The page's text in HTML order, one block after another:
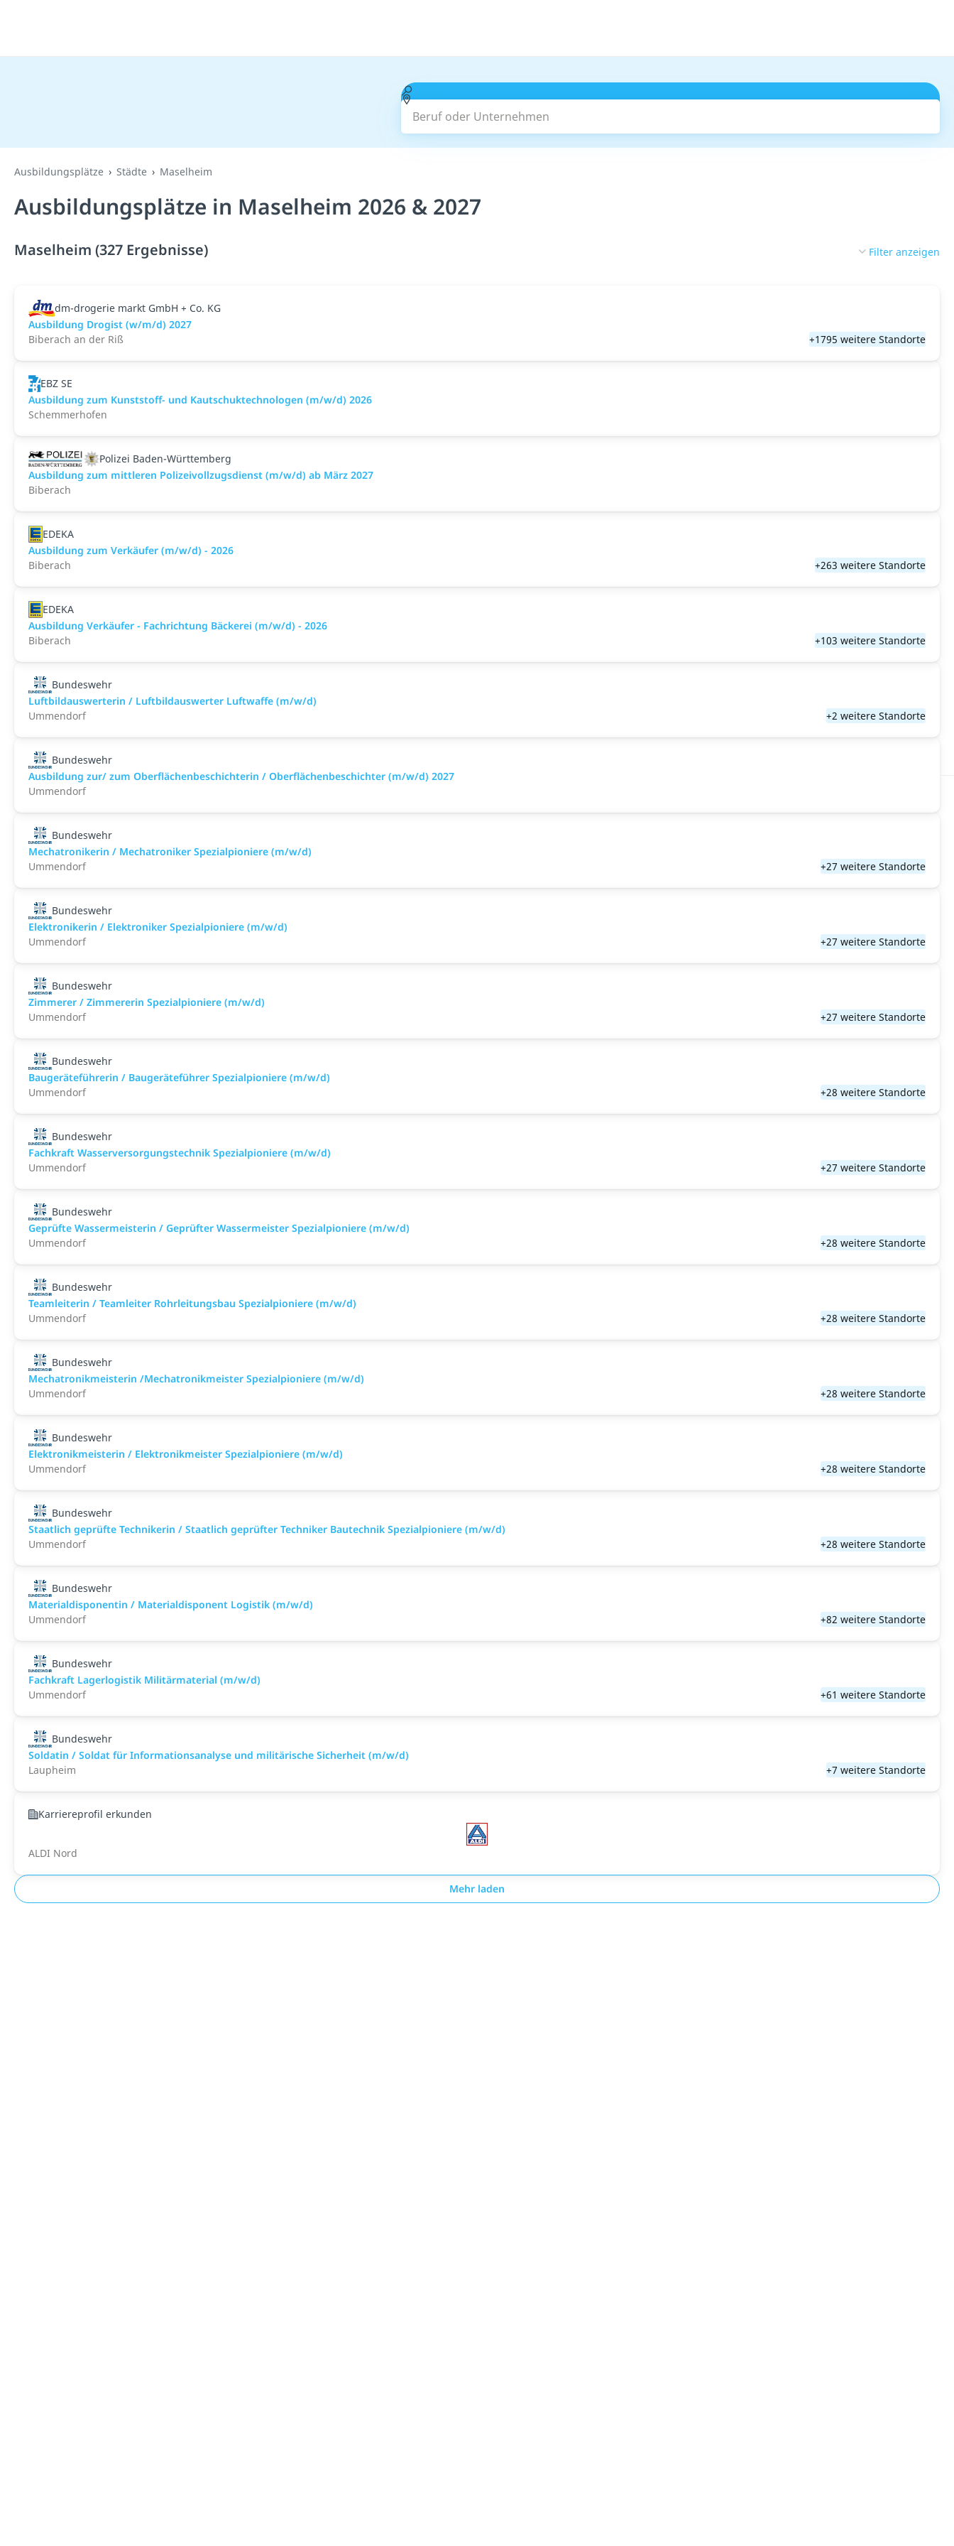
Beruf oder Unternehmen
Ausbildungsplätze Städte Maselheim
Ausbildungsplätze in Maselheim 2026 & 2027
Maselheim (327 Ergebnisse) Filter anzeigen
dm-drogerie markt GmbH + Co. KG
Ausbildung Drogist (w/m/d) 2027
Biberach an der Riß
+1795 weitere Standorte
EBZ SE
Ausbildung zum Kunststoff- und Kautschuktechnologen (m/w/d) 2026
Schemmerhofen
Polizei Baden-Württemberg
Ausbildung zum mittleren Polizeivollzugsdienst (m/w/d) ab März 2027
Biberach
EDEKA
Ausbildung zum Verkäufer (m/w/d) - 2026
Biberach
+263 weitere Standorte
EDEKA
Ausbildung Verkäufer - Fachrichtung Bäckerei (m/w/d) - 2026
Biberach
+103 weitere Standorte
Bundeswehr
Luftbildauswerterin / Luftbildauswerter Luftwaffe (m/w/d)
Ummendorf
+2 weitere Standorte
Bundeswehr
Ausbildung zur/ zum Oberflächenbeschichterin / Oberflächenbeschichter (m/w/d) 2027
Ummendorf
Bundeswehr
Mechatronikerin / Mechatroniker Spezialpioniere (m/w/d)
Ummendorf
+27 weitere Standorte
Bundeswehr
Elektronikerin / Elektroniker Spezialpioniere (m/w/d)
Ummendorf
+27 weitere Standorte
Bundeswehr
Zimmerer / Zimmererin Spezialpioniere (m/w/d)
Ummendorf
+27 weitere Standorte
Bundeswehr
Baugeräteführerin / Baugeräteführer Spezialpioniere (m/w/d)
Ummendorf
+28 weitere Standorte
Bundeswehr
Fachkraft Wasserversorgungstechnik Spezialpioniere (m/w/d)
Ummendorf
+27 weitere Standorte
Bundeswehr
Geprüfte Wassermeisterin / Geprüfter Wassermeister Spezialpioniere (m/w/d)
Ummendorf
+28 weitere Standorte
Bundeswehr
Teamleiterin / Teamleiter Rohrleitungsbau Spezialpioniere (m/w/d)
Ummendorf
+28 weitere Standorte
Bundeswehr
Mechatronikmeisterin /Mechatronikmeister Spezialpioniere (m/w/d)
Ummendorf
+28 weitere Standorte
Bundeswehr
Elektronikmeisterin / Elektronikmeister Spezialpioniere (m/w/d)
Ummendorf
+28 weitere Standorte
Bundeswehr
Staatlich geprüfte Technikerin / Staatlich geprüfter Techniker Bautechnik Spezialpioniere (m/w/d)
Ummendorf
+28 weitere Standorte
Bundeswehr
Materialdisponentin / Materialdisponent Logistik (m/w/d)
Ummendorf
+82 weitere Standorte
Bundeswehr
Fachkraft Lagerlogistik Militärmaterial (m/w/d)
Ummendorf
+61 weitere Standorte
Bundeswehr
Soldatin / Soldat für Informationsanalyse und militärische Sicherheit (m/w/d)
Laupheim
+7 weitere Standorte
Karriereprofil erkunden
ALDI Nord
Mehr laden